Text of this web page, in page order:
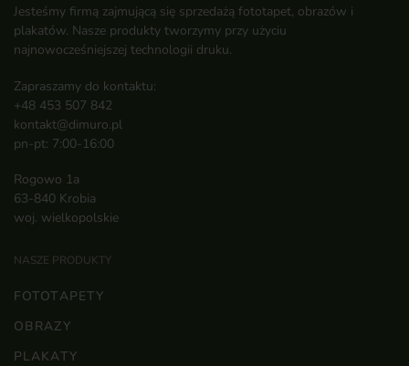
Jesteśmy firmą zajmującą się sprzedażą fototapet, obrazów i
plakatów. Nasze produkty tworzymy przy użyciu
najnowocześniejszej technologii druku.
Zapraszamy do kontaktu:
+48 453 507 842
kontakt@dimuro.pl
pn-pt: 7:00-16:00
Rogowo 1a
63-840 Krobia
woj. wielkopolskie
NASZE PRODUKTY
FOTOTAPETY
OBRAZY
PLAKATY